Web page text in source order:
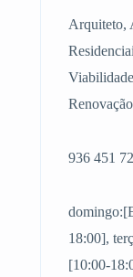
Arquiteto,
936 451
18:00],
[10:00-